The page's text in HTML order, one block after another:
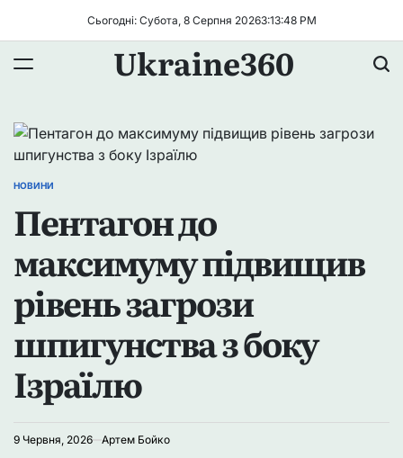
Сьогодні: Субота, 8 Серпня 20263:13:48 PM
Ukraine360
ОПУБЛІКУВАТИ
НОВИНИ
Пентагон до
максимуму підвищив
рівень загрози
шпигунства з боку
Ізраїлю
9 Червня, 2026 Артем Бойко